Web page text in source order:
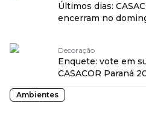
Últimos dias:
encerram no
Decoração
Enquete: vote em
CASACOR Paraná
Ambientes